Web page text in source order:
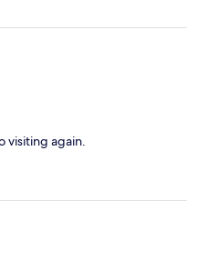
visiting again.